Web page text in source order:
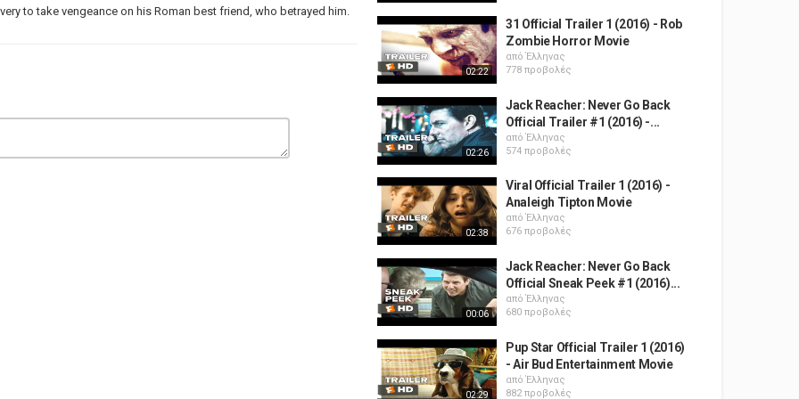
to take vengeance on his Roman best friend, who betrayed him.
for the hottest new trailers the second they drop. Whether it's
or that new RomCom you've been waiting for, the
sure all the best new movie trailers are here for you the moment
02:22
31 Official Trailer 1 (2016) - Rob
Zombie Horror Movie
απόΈλληνας
778 προβολές
02:26
Jack Reacher: Never Go Back
Official Trailer #1 (2016) -...
απόΈλληνας
574 προβολές
02:38
Viral Official Trailer 1 (2016) -
Analeigh Tipton Movie
απόΈλληνας
676 προβολές
00:06
Jack Reacher: Never Go Back
Official Sneak Peek #1 (2016)...
απόΈλληνας
680 προβολές
02:29
Pup Star Official Trailer 1 (2016)
- Air Bud Entertainment Movie
απόΈλληνας
882 προβολές